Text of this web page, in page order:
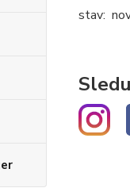
stav: